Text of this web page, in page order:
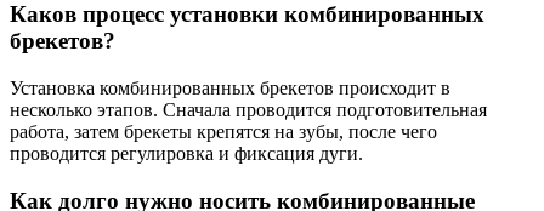
Каков процесс установки комбинированных
брекетов?
Установка комбинированных брекетов происходит в
несколько этапов. Сначала проводится подготовительная
работа, затем брекеты крепятся на зубы, после чего
проводится регулировка и фиксация дуги.
Как долго нужно носить комбинированные